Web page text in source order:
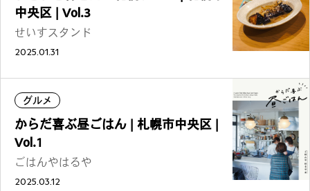
中央区 | Vol.3
せいすスタンド
2025.01.31
グルメ
からだ喜ぶ昼ごはん | 札幌市中央区 |
Vol.1
ごはんやはるや
2025.03.12